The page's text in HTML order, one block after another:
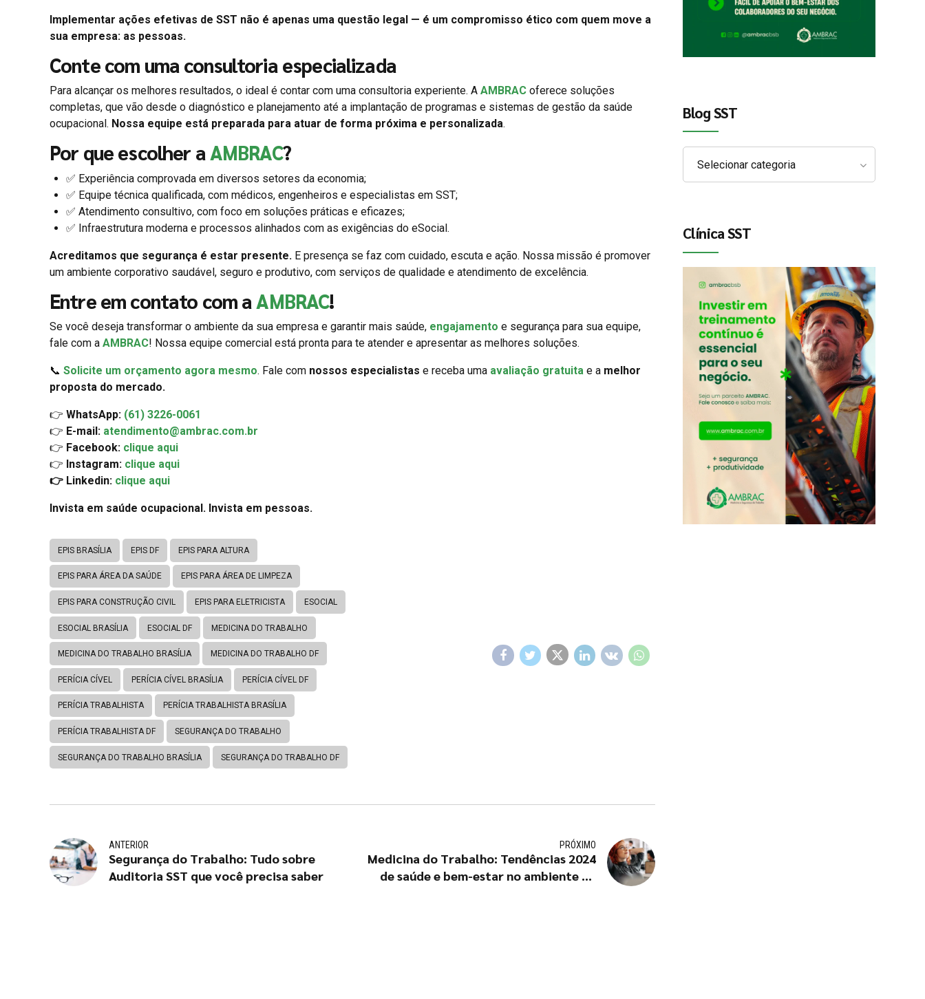
Implementar ações efetivas de SST não é apenas uma questão legal — é um compromisso ético com quem move a
sua empresa: as pessoas.
Conte com uma consultoria especializada
Para alcançar os melhores resultados, o ideal é contar com uma consultoria experiente. A AMBRAC oferece soluções
completas, que vão desde o diagnóstico e planejamento até a implantação de programas e sistemas de gestão da saúde
ocupacional. Nossa equipe está preparada para atuar de forma próxima e personalizada.
Por que escolher aAMBRAC?
✅ Experiência comprovada em diversos setores da economia;
✅ Equipe técnica qualificada, com médicos, engenheiros e especialistas em SST;
✅ Atendimento consultivo, com foco em soluções práticas e eficazes;
✅ Infraestrutura moderna e processos alinhados com as exigências do eSocial.
Acreditamos que segurança é estar presente. E presença se faz com cuidado, escuta e ação. Nossa missão é promover
um ambiente corporativo saudável, seguro e produtivo, com serviços de qualidade e atendimento de excelência.
Entre em contato com aAMBRAC!
Se você deseja transformar o ambiente da sua empresa e garantir mais saúde, engajamento e segurança para sua equipe,
fale com a AMBRAC! Nossa equipe comercial está pronta para te atender e apresentar as melhores soluções.
📞 Solicite um orçamento agora mesmo. Fale com nossos especialistas e receba uma avaliação gratuita e a melhor
proposta do mercado.
👉 WhatsApp: (61) 3226-0061
👉 E-mail: atendimento@ambrac.com.br
👉 Facebook: clique aqui
👉 Instagram: clique aqui
👉 Linkedin: clique aqui
Invista em saúde ocupacional. Invista em pessoas.
EPIS BRASÍLIA EPIS DF EPIS PARA ALTURA
EPIS PARA ÁREA DA SAÚDE EPIS PARA ÁREA DE LIMPEZA
EPIS PARA CONSTRUÇÃO CIVIL EPIS PARA ELETRICISTA ESOCIAL
ESOCIAL BRASÍLIA ESOCIAL DF MEDICINA DO TRABALHO
MEDICINA DO TRABALHO BRASÍLIA MEDICINA DO TRABALHO DF
PERÍCIA CÍVEL PERÍCIA CÍVEL BRASÍLIA PERÍCIA CÍVEL DF
PERÍCIA TRABALHISTA PERÍCIA TRABALHISTA BRASÍLIA
PERÍCIA TRABALHISTA DF SEGURANÇA DO TRABALHO
SEGURANÇA DO TRABALHO BRASÍLIA SEGURANÇA DO TRABALHO DF
ANTERIOR
Segurança do Trabalho: Tudo sobre
Auditoria SST que você precisa saber
PRÓXIMO
Medicina do Trabalho: Tendências 2024
de saúde e bem-estar no ambiente de
Blog SST
Selecionar categoria
Clínica SST